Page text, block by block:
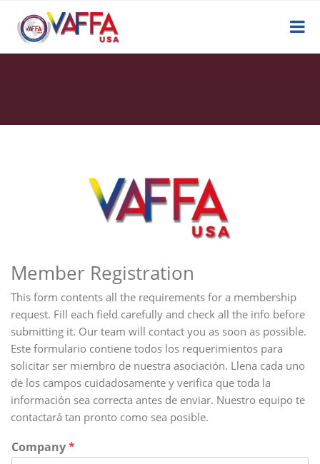
Member Registration
This form contents all the requirements for a membership
request. Fill each field carefully and check all the info before
submitting it. Our team will contact you as soon as possible.
Este formulario contiene todos los requerimientos para
solicitar ser miembro de nuestra asociación. Llena cada uno
de los campos cuidadosamente y verifica que toda la
información sea correcta antes de enviar. Nuestro equipo te
contactará tan pronto como sea posible.
Company*